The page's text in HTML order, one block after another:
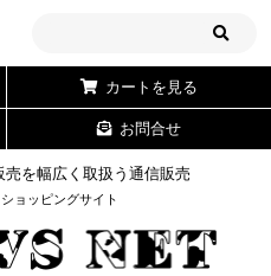
を幅広く取扱う通信販売
ョッピングサイト
カートを見る
お問合せ